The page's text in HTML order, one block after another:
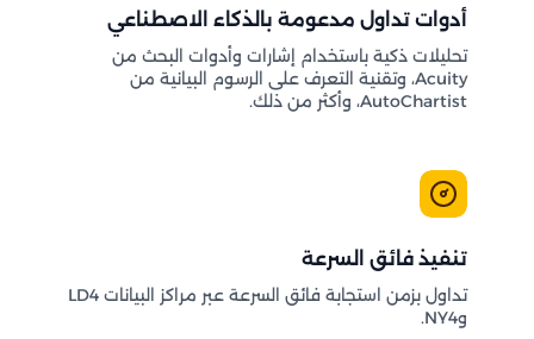
أدوات تداول مدعومة بالذكاء الاصطناعي
تحليلات ذكية باستخدام إشارات وأدوات البحث من
Acuity، وتقنية التعرف على الرسوم البيانية من
AutoChartist، وأكثر من ذلك.
تنفيذ فائق السرعة
تداول بزمن استجابة فائق السرعة عبر مراكز البيانات LD4
وNY4.